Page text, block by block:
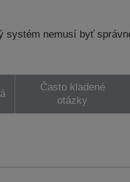
systém nemusí byť
Často kladené
otázky